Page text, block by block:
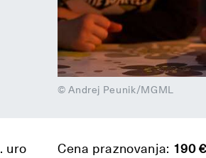
© Andrej Peunik/MGML
uro
Cena praznovanja: 190 €